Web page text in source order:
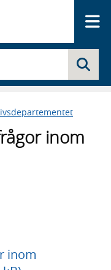
inom
inom